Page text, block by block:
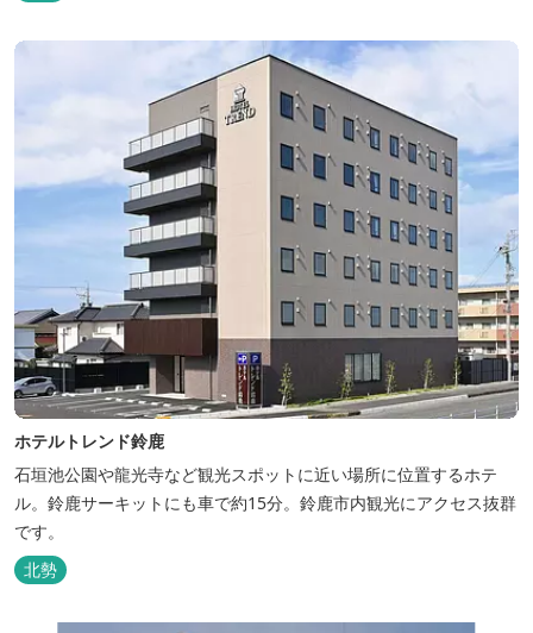
ホテルトレンド鈴鹿
石垣池公園や龍光寺など観光スポットに近い場所に位置するホテ
ル。鈴鹿サーキットにも車で約15分。鈴鹿市内観光にアクセス抜群
です。
北勢